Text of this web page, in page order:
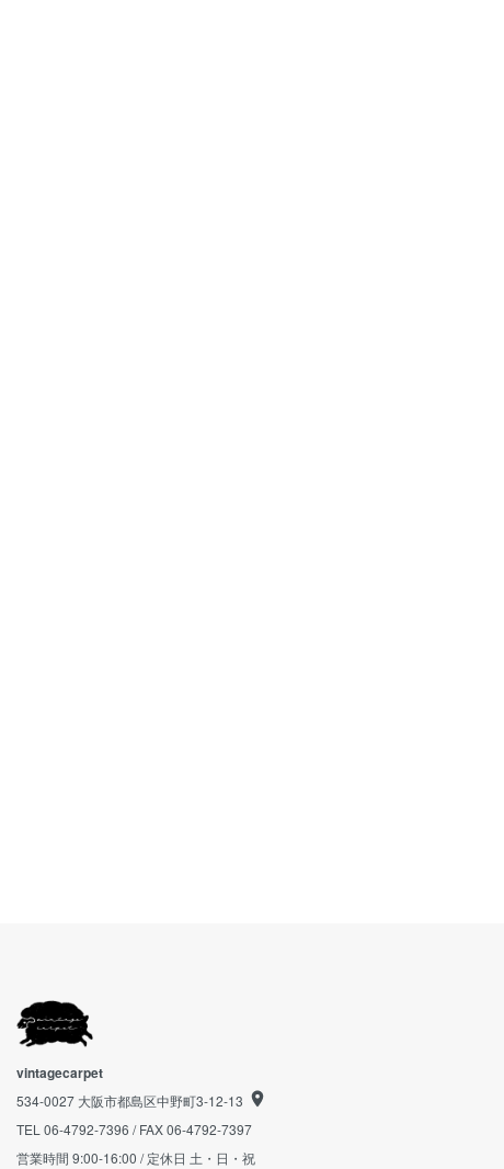
vintagecarpet
534-0027 大阪市都島区中野町3-12-13
TEL 06-4792-7396 / FAX 06-4792-7397
営業時間 9:00-16:00 / 定休日 土・日・祝